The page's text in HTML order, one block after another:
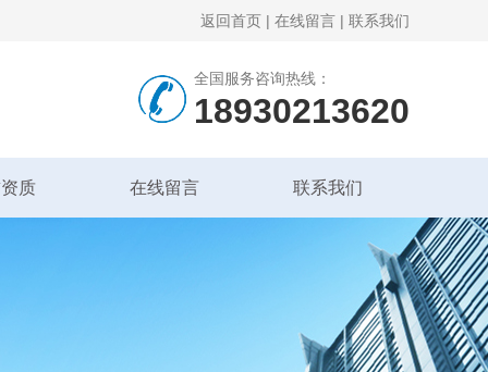
返回首页 | 在线留言 | 联系我们
全国服务咨询热线：
18930213620
质 在线留言 联系我们